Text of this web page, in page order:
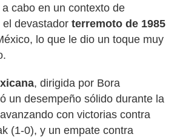
cabo en un contexto de
devastador terremoto de 1985
lo que le dio un toque muy
, dirigida por Bora
un desempeño sólido durante la
con victorias contra
(1-0), y un empate contra